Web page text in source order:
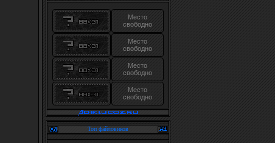
Место
свободно
Место
свободно
Место
свободно
Место
свободно
Топ файловиков